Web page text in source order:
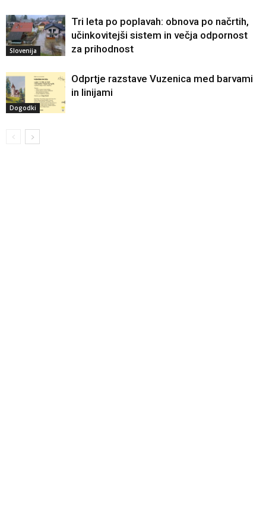
Slovenija
Tri leta po poplavah: obnova po načrtih,
učinkovitejši sistem in večja odpornost
za prihodnost
Dogodki
Odprtje razstave Vuzenica med barvami
in linijami